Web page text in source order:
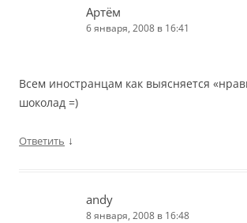
Артём
6 января, 2008 в 16:41
Всем иностранцам как выясняется
шоколад =)
Ответить ↓
andy
8 января, 2008 в 16:48